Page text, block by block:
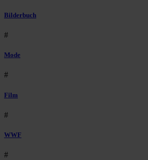
Bilderbuch
#
Mode
#
Film
#
WWF
#